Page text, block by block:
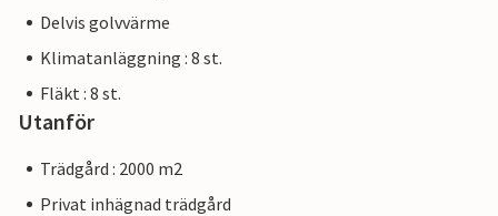
Delvis golvvärme
Klimatanläggning : 8 st.
Fläkt : 8 st.
Utanför
Trädgård : 2000 m2
Privat inhägnad trädgård